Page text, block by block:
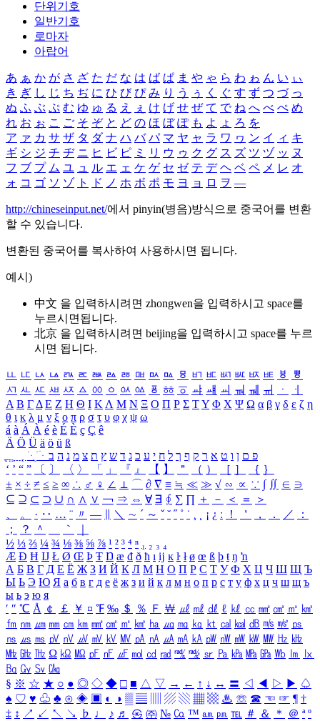
단위기호
일반기호
로마자
아랍어
あ ぁ か が さ ざ た だ な は ば ぱ ま や ゃ ら わ ゎ ん い ぃ
き ぎ し じ ち ぢ に ひ び ぴ み り う ぅ く ぐ す ず つ づ っ
ぬ ふ ぶ ぷ む ゆ ゅ る え ぇ け げ せ ぜ て で ね へ べ ぺ め
れ お ぉ こ ご そ ぞ と ど の ほ ぼ ぽ も よ ょ ろ を
ア ァ カ サ ザ タ ダ ナ ハ バ パ マ ヤ ャ ラ ワ ヮ ン イ ィ キ
ギ シ ジ チ ヂ ニ ヒ ビ ピ ミ リ ウ ゥ ク グ ス ズ ツ ヅ ッ ヌ
フ ブ プ ム ユ ュ ル エ ェ ケ ゲ セ ゼ テ デ ヘ ベ ペ メ レ オ
ォ コ ゴ ソ ゾ ト ド ノ ホ ボ ポ モ ヨ ョ ロ ヲ ―
http://chineseinput.net/에서 pinyin(병음)방식으로 중국어를 변환
할 수 있습니다.
변환된 중국어를 복사하여 사용하시면 됩니다.
예시)
中文 을 입력하시려면 zhongwen을 입력하시고 space를
누르시면됩니다.
北京 을 입력하시려면 beijing을 입력하시고 space를 누르
시면 됩니다.
ㅥ ㅦ ㅧ ㅨ ㅩ ㅪ ㅫ ㅬ ㅭ ㅮ ㅯ ㅰ ㅱ ㅲ ㅳ ㅴ ㅵ ㅶ ㅷ ㅸ
ㅹ
ㅺ ㅻ ㅼ ㅽ ㅾ ㅿ ㆀ ㆁ ㆂ ㆃ ㆄ ㆅ ㆆ ㆇ ㆈ ㆉ ㆊ ㆋ ㆌ ㆍ
ㆎ
Α Β ΓΔ Ε Ζ Η Θ Ι ΚΛ Μ Ν Ξ Ο Π Ρ Σ ΤΥ Φ Χ Ψ Ω α β γ δ ε ζ η
θ ι κ λ μ ν ξ ο π ρ σ τ υ φ χ ψ ω
á à Á À é è É È ç Ç ê
Ä Ö Ü ä ö ü ß
ִֶֹ ֻּ ׁׂ פ ם ן ו ט א ר ק ף ך ל ח י ע כ ג ד ש ץ ת צ מ נ ה ב
‘ ’ “ ” 〔 〕 〈 〉 「 」 『 』 【 】 ＂ （ ） ［ ］ ｛ ｝
± × ÷ ≠ ≤ ≥ ∞ ∴ ♂ ♀ ∠ ⊥ ⌒ ∂ ∇ ≡ ≒ ≪ ≫ √ ∽ ∝ ∵ ∫ ∬ ∈ ∋
⊆ ⊇ ⊂ ⊃ ∪ ∩ ∧ ∨ ￢ ⇒ ⇔ ∀ ∃ ∮ ∑ ∏ ＋ － ＜ ＝
＞
、
。 · ‥ … ¨ 〃 ― ＼ ∼ ´ ～ ˇ ˘ ˝ ˚ ˙ ¸ ¡ ¿ ː ！ ＇ ， ． ／
：
；
？ ＾ ｀
½ ⅓ ⅔ ¼ ¾ ⅛ ⅜ ⅝ ⅞ ¹ ² ³ ⁴ ⁿ ₁ ₂ ₃ ₄
Æ Ð Ħ Ĳ Ł Ø Œ Þ Ŧ Ŋ æ đ ð ħ ı ĳ ĸ ŀ ł ø œ ß þ ŧ ŋ ŉ
А Б В Г Д Е Ё Ж З И Й К Л М Н О П Р С Т У Ф Х Ц Ч Ш Щ Ъ
Ы Ь Э Ю Я а б в г д е ё ж з и й к л м н о п р с т у ф х ц ч ш щ ъ
ы ь э ю я
′ ″ ℃ Å ￠ ￡ ￥ ¤ ℉ ‰ ＄ ％ Ｆ ￦ ㎕ ㎖ ㎗ ℓ ㎘ ㏄ ㎣ ㎤ ㎥ ㎦
㎙ ㎚ ㎛ ㎜ ㎝ ㎞ ㎟ ㎠ ㎡ ㎢ ㏊ ㎍ ㎎ ㎏ ㏏ ㎈ ㎉ ㏈ ㎧ ㎨ ㎰
㎱ ㎲ ㎳ ㎴ ㎵ ㎶ ㎷ ㎸ ㎹ ㎀ ㎁ ㎂ ㎃ ㎄ ㎺ ㎻ ㎽ ㎾ ㎿ ㎐ ㎑
㎒ ㎓ ㎔ Ω ㏀ ㏁ ㎊ ㎋ ㎌ ㏖ ㏅ ㎭ ㎮ ㎯ ㏛ ㎩ ㎪ ㎫ ㎬ ㏝ ㏐
㏓
㏃ ㏉ ㏜ ㏆
§ ※ ☆ ★ ○ ● ◎ ◇ ◆ □ ■ △ ▽ → ← ↑ ↓ ↔ 〓 ◁ ◀ ▷ ▶ ♤
♠ ♡ ♥ ♧ ♣ ⊙ ◈ ▣ ◐ ◑ ▒ ▤ ▨ ▧ ▦ ▩ ♨ ☏ ☎ ☜ ☞ ¶ †
‡ ↕ ↗ ↙ ↖ ↘ ♭ ♩ ♪ ♬ ㉿ ㈜ № ㏇ ™ ㏂ ㏘ ℡ ＃ ＆ ＊ ＠ ª º